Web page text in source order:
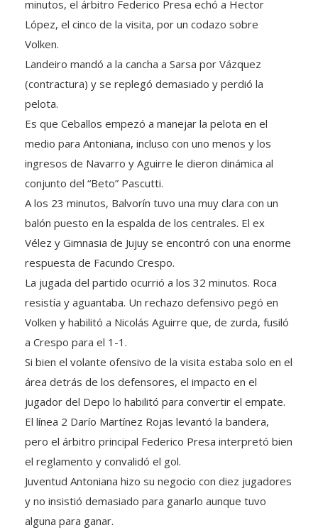
López, el cinco de la visita, por un codazo sobre
Volken.
Landeiro mandó a la cancha a Sarsa por Vázquez
(contractura) y se replegó demasiado y perdió la
pelota.
Es que Ceballos empezó a manejar la pelota en el
medio para Antoniana, incluso con uno menos y los
ingresos de Navarro y Aguirre le dieron dinámica al
conjunto del “Beto” Pascutti.
A los 23 minutos, Balvorín tuvo una muy clara con un
balón puesto en la espalda de los centrales. El ex
Vélez y Gimnasia de Jujuy se encontró con una enorme
respuesta de Facundo Crespo.
La jugada del partido ocurrió a los 32 minutos. Roca
resistía y aguantaba. Un rechazo defensivo pegó en
Volken y habilitó a Nicolás Aguirre que, de zurda, fusiló
a Crespo para el 1-1.
Si bien el volante ofensivo de la visita estaba solo en el
área detrás de los defensores, el impacto en el
jugador del Depo lo habilitó para convertir el empate.
El línea 2 Darío Martínez Rojas levantó la bandera,
pero el árbitro principal Federico Presa interpretó bien
el reglamento y convalidó el gol.
Juventud Antoniana hizo su negocio con diez jugadores
y no insistió demasiado para ganarlo aunque tuvo
alguna para ganar.
El “Naranja” tuvo un tiro libre de Aguirre que salió a